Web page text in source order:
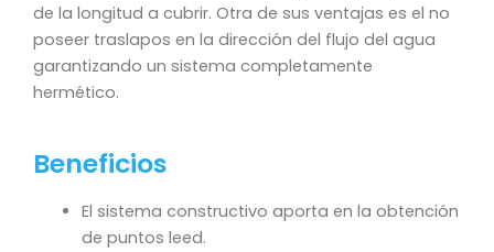
de la longitud a cubrir. Otra de sus ventajas es el no
poseer traslapos en la dirección del flujo del agua
garantizando un sistema completamente
hermético.
Beneficios
El sistema constructivo aporta en la obtención
de puntos leed.